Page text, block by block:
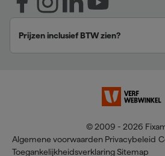
Prijzen inclusief BTW zien?
© 2009 - 2026
Algemene voorwaarden Privacybeleid
Toegankelijkheidsverklaring Sitemap